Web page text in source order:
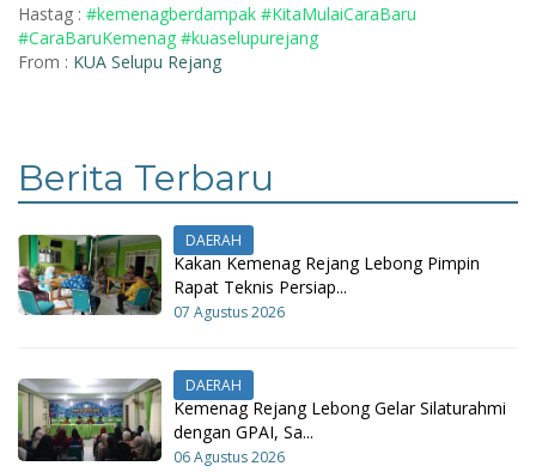
Hastag : #kemenagberdampak #KitaMulaiCaraBaru
#CaraBaruKemenag #kuaselupurejang
From : KUA Selupu Rejang
Berita Terbaru
DAERAH
Kakan Kemenag Rejang Lebong Pimpin
Rapat Teknis Persiap...
07 Agustus 2026
DAERAH
Kemenag Rejang Lebong Gelar Silaturahmi
dengan GPAI, Sa...
06 Agustus 2026